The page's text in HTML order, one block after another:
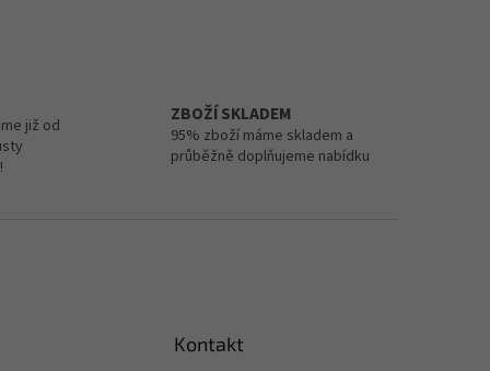
již od
ZBOŽÍ SKLADEM
95% zboží máme skladem a
průběžně doplňujeme nabídku
Kontakt